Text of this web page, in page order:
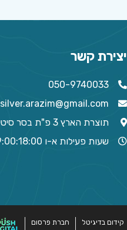
יצירת קשר
050-9740033
silver.arazim@gmail.com
תוצרת הארץ 3 פ"ת בסר סיטי בניין y
שעות פעילות א-ו 9:00:18:00
קידום בדיגיטל חברת פרסום